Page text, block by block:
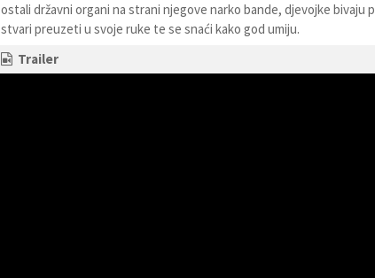
ostali državni organi na strani njegove narko bande, djevojke bivaju
stvari preuzeti u svoje ruke te se snaći kako god umiju.
Trailer